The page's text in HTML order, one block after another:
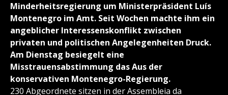
Minderheitsregierung um Ministerpräsident Luís
Montenegro im Amt. Seit Wochen machte ihm ein
angeblicher Interessenskonflikt zwischen
privaten und politischen Angelegenheiten Druck.
Am Dienstag besiegelt eine
Misstrauensabstimmung das Aus der
konservativen Montenegro-Regierung.
230 Abgeordnete sitzen in der Assembleia da